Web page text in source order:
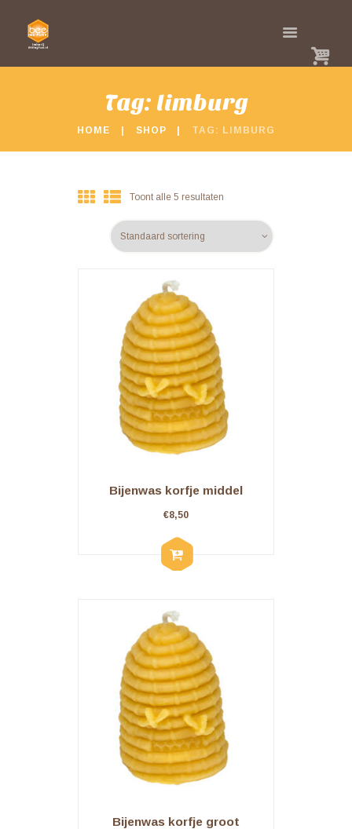
Tag: limburg
HOME SHOP TAG: LIMBURG
Toont alle 5 resultaten
Bijenwas korfje middel
€8,50
Bijenwas korfje groot